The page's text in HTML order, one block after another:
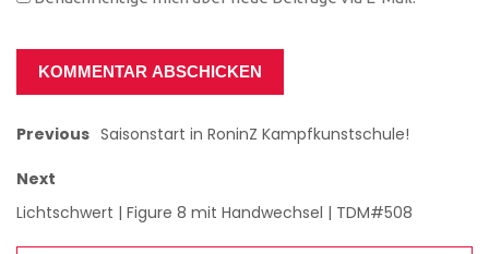
Previous Saisonstart in RoninZ Kampfkunstschule!
Next
Lichtschwert | Figure 8 mit Handwechsel | TDM#508